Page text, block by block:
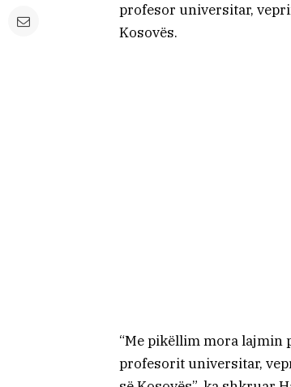
profesor universitar,
Kosovës.
“Me pikëllim mora lajmin
profesorit universitar,